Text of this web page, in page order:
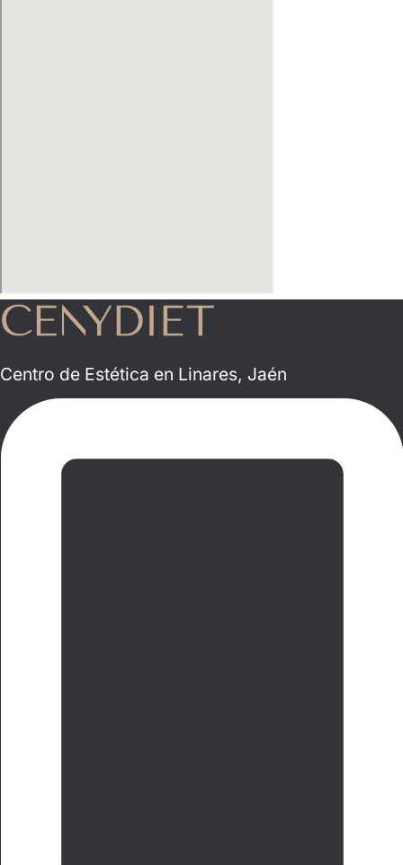
Centro de Estética en Linares, Jaén